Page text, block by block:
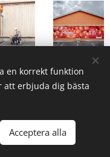
Sweden
en korrekt funktion
att erbjuda dig bästa
Acceptera alla